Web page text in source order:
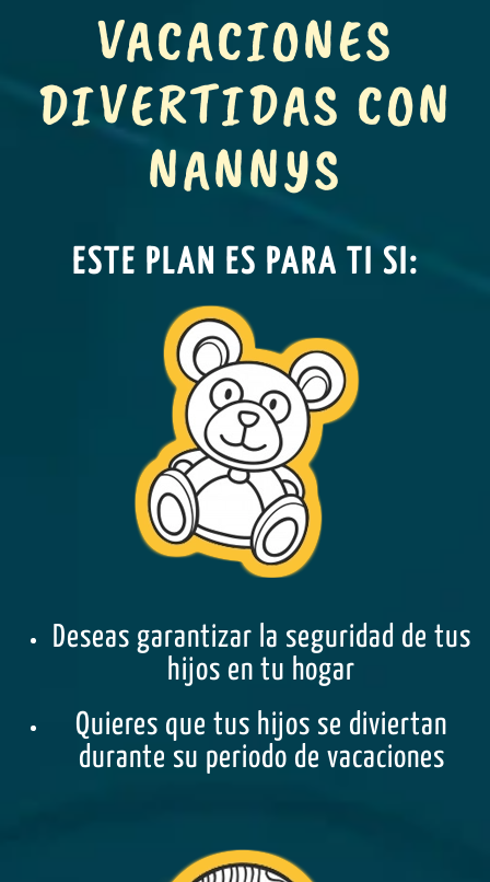
VACACIONES
DIVERTIDAS CON
NANNYS
ESTE PLAN ES PARA TI SI:
Deseas garantizar la seguridad de tus
hijos en tu hogar
Quieres que tus hijos se diviertan
durante su periodo de vacaciones